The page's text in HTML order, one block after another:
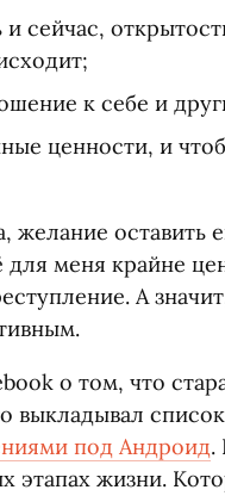
и сейчас,
к себе и
ценности, и
оставить
для меня крайне
А
о том, что
выкладывал
под Андроид.
этапах жизни.